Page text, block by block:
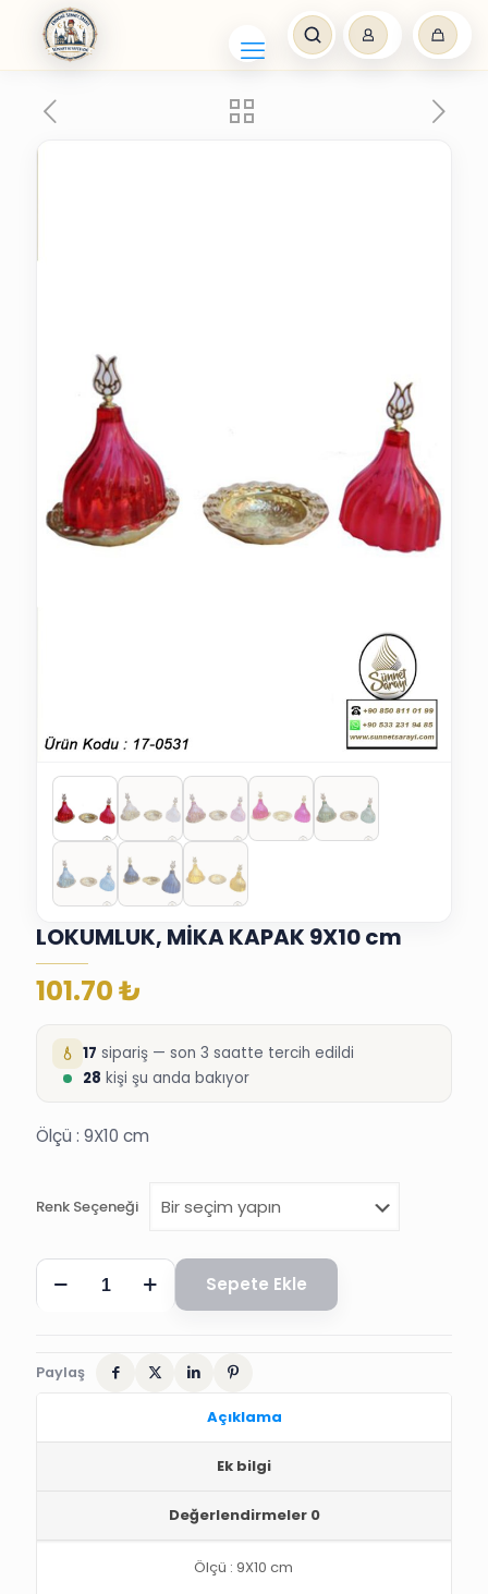
LOKUMLUK, MİKA KAPAK 9X10 cm
101.70₺
17 sipariş — son 3 saatte tercih edildi
28 kişi şu anda bakıyor
Ölçü : 9X10 cm
Renk Seçeneği
LOKUMLUK,
MİKA
adet
Sepete Ekle
Paylaş
Açıklama
Ek bilgi
Değerlendirmeler 0
Ölçü : 9X10 cm